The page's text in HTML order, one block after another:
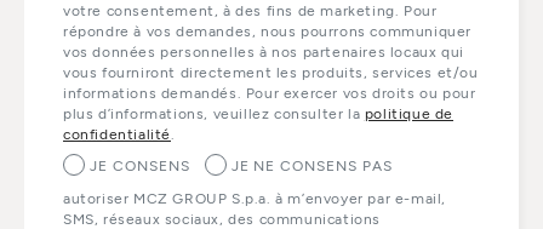
votre consentement, à des fins de marketing. Pour
répondre à vos demandes, nous pourrons communiquer
vos données personnelles à nos partenaires locaux qui
vous fourniront directement les produits, services et/ou
informations demandés. Pour exercer vos droits ou pour
plus d’informations, veuillez consulter la politique de
confidentialité
JE CONSENS
JE NE CONSENS PAS
autoriser MCZ GROUP S.p.a. à m’envoyer par e-mail,
SMS, réseaux sociaux, des communications